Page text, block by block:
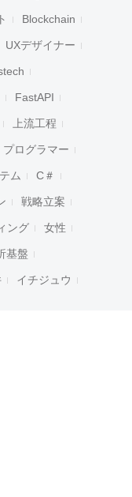
Blockchain
UXデザイナー
FastAPI
上流工程
プログラマー
ム C＃
戦略立案
ング 女性
基盤
イチジュウ